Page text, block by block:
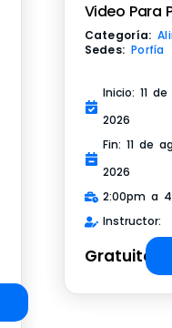
Video Para
Categoría:
Sedes: Porfía
Inicio: 11
2026
Fin: 11 de
2026
2:00pm a
Instructor:
Gratuito